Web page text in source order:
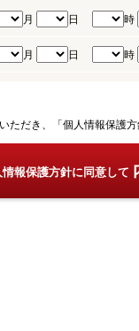
月 日 時
月 日 時
ただき、「個人情報保護
情報保護方針に同意して